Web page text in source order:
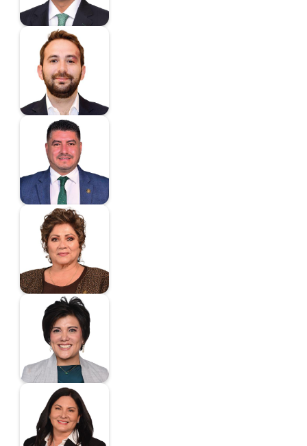
Quiroga Treviño Luis
Orlando
Diputado
Ramírez Ramos
Antonio de Jesús
Diputado
Salomón Durán Ciria
Yamile
Diputada
Sánchez Juárez
Claudia
Diputada
Santana González
Ana Erika
Diputada